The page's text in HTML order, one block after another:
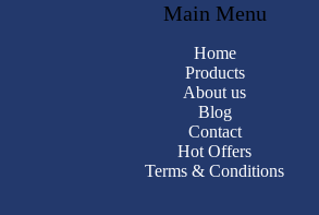
Main Menu
Home
Products
About us
Blog
Contact
Hot Offers
Terms & Conditions